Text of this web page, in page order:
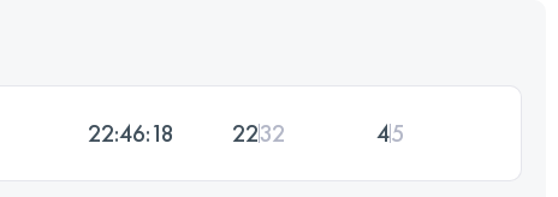
22:46:18 2232 45